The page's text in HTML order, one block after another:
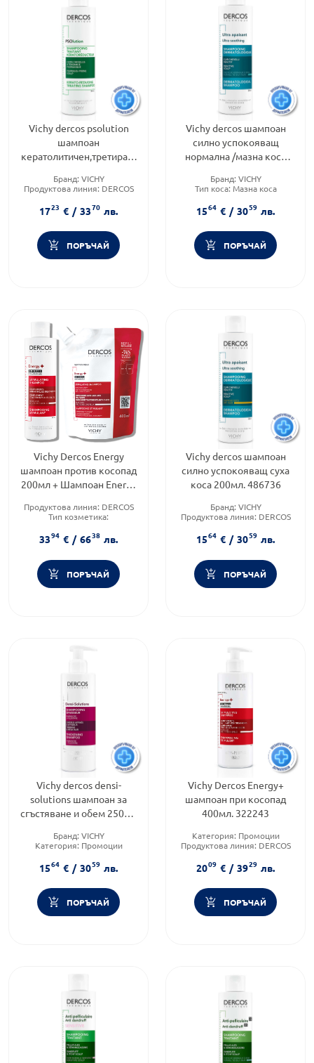
Vichy dercos psolution
шампоан
кератолитичен,третиращ
Бранд: VICHY
Продуктова линия: DERCOS
Дермокозметика
1723 € / 3370 лв.
ПОРЪЧАЙ
Vichy dercos шампоан
силно успокояващ
нормална /мазна коса
Бранд: VICHY
Тип коса: Мазна коса
1564 € / 3059 лв.
ПОРЪЧАЙ
Vichy Dercos Energy
шампоан против косопад
200мл + Шампоан Energy
Продуктова линия: DERCOS
Тип козметика:
Форма на продукта: шампоан
3394 € / 6638 лв.
ПОРЪЧАЙ
Vichy dercos шампоан
силно успокояващ суха
коса 200мл. 486736
Бранд: VICHY
Продуктова линия: DERCOS
коса
1564 € / 3059 лв.
ПОРЪЧАЙ
Vichy dercos densi-
solutions шампоан за
сгъстяване и обем 250мл
Бранд: VICHY
Категория: Промоции
Дермокозметика
1564 € / 3059 лв.
ПОРЪЧАЙ
Vichy Dercos Energy+
шампоан при косопад
400мл. 322243
Категория: Промоции
Продуктова линия: DERCOS
Дермокозметика
2009 € / 3929 лв.
ПОРЪЧАЙ